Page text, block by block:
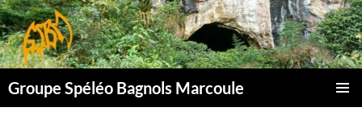
Aller
au
contenu
Groupe Spéléo Bagnols Marcoule